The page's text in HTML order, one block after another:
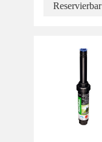
Reservierbar